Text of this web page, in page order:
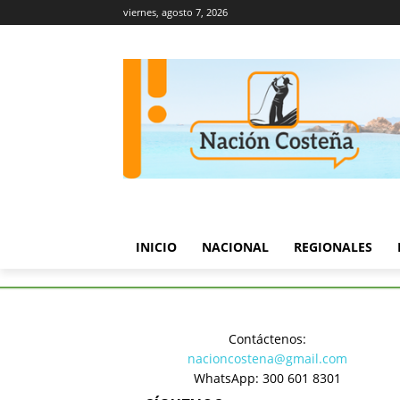
viernes, agosto 7, 2026
INICIO NACIONAL REGIONALES
Regionales
Contáctenos:
nacioncostena@gmail.com
WhatsApp: 300 601 8301